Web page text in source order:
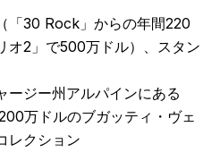
「30 Rock」からの年間220
オ2」で500万ドル）、スタン
ージー州アルパインにある
万ドルのブガッティ・ヴェ
レクション